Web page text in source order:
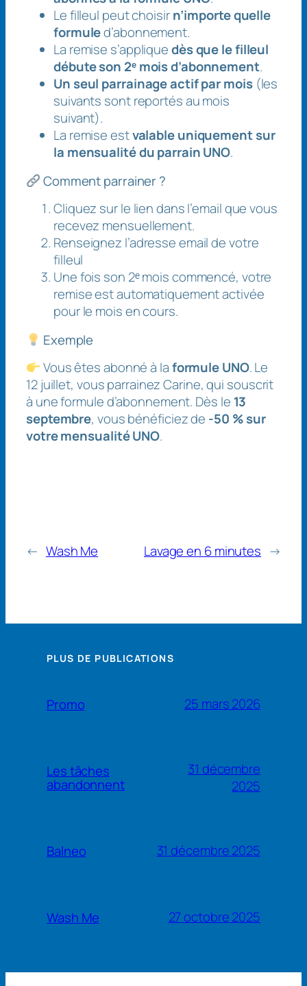
Le filleul peut choisirn’importe quelle
formuled’abonnement.
La remise s’appliquedès que le filleul
débute son 2ᵉ mois d’abonnement.
Un seul parrainage actif par mois(les
suivants sont reportés au mois
suivant).
La remise estvalable uniquement sur
la mensualité du parrain UNO.
Comment parrainer ?
Cliquez sur le lien dans l’email que vous
recevez mensuellement.
Renseignez l’adresse email de votre
filleul
Une fois son 2ᵉ mois commencé, votre
remise est automatiquement activée
pour le mois en cours.
Exemple
Vous êtes abonné à laformule UNO. Le
12 juillet, vous parrainez Carine, qui souscrit
à une formule d’abonnement. Dès le 13
septembre, vous bénéficiez de -50 % sur
votre mensualité UNO.
← Wash Me Lavage en 6 minutes →
PLUS DE PUBLICATIONS
Promo 25 mars 2026
Les tâches
abandonnent
31 décembre
2025
Balneo 31 décembre 2025
Wash Me 27 octobre 2025